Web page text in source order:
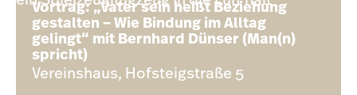
Vortrag: „Vater sein heißt Beziehung
gestalten – Wie Bindung im Alltag
gelingt“ mit Bernhard Dünser (Man(n)
spricht)
Vereinshaus, Hofsteigstraße 5